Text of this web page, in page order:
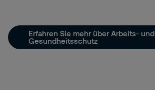
Erfahren Sie mehr über Arbeits- und
Gesundheitsschutz